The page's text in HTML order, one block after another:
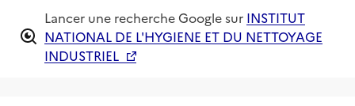
Lancer une recherche Google sur INSTITUT
NATIONAL DE L'HYGIENE ET DU NETTOYAGE
INDUSTRIEL